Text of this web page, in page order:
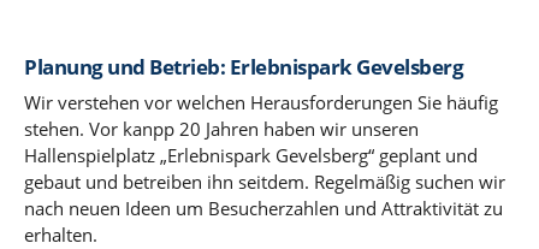
Planung und Betrieb: Erlebnispark Gevelsberg
Wir verstehen vor welchen Herausforderungen Sie häufig
stehen. Vor kanpp 20 Jahren haben wir unseren
Hallenspielplatz „Erlebnispark Gevelsberg“ geplant und
gebaut und betreiben ihn seitdem. Regelmäßig suchen wir
nach neuen Ideen um Besucherzahlen und Attraktivität zu
erhalten.